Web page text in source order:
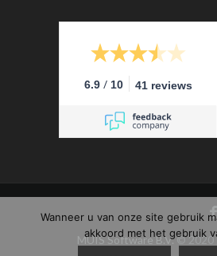
6.9 / 10 41 reviews
MUIS Software B.V.©
Wanneer u van onze site gebruik
akkoord met het gebruik